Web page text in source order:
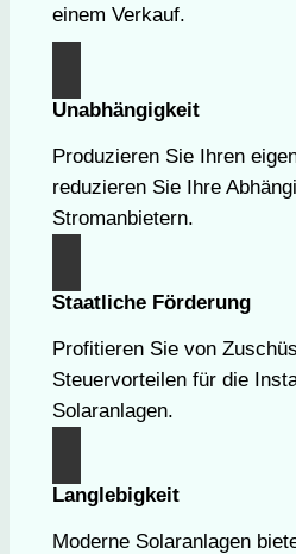
einem Verkauf.
Unabhängigkeit
Produzieren Sie Ihren
reduzieren Sie Ihre
Stromanbietern.
Staatliche Förderung
Profitieren Sie von
Steuervorteilen für die
Solaranlagen.
Langlebigkeit
Moderne Solaranlagen